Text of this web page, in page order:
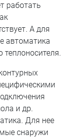
работать
А для
автоматика
теплоносителя.
и др.
Для нее
снаружи